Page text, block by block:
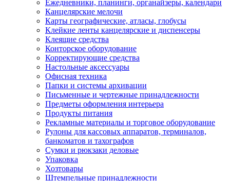
Ежедневники, планинги, органайзеры, календари
Канцелярские мелочи
Карты географические, атласы, глобусы
Клейкие ленты канцелярские и диспенсеры
Клеящие средства
Конторское оборудование
Корректирующие средства
Настольные аксессуары
Офисная техника
Папки и системы архивации
Письменные и чертежные принадлежности
Предметы оформления интерьера
Продукты питания
Рекламные материалы и торговое оборудование
Рулоны для кассовых аппаратов, терминалов,
банкоматов и тахографов
Сумки и рюкзаки деловые
Упаковка
Хозтовары
Штемпельные принадлежности